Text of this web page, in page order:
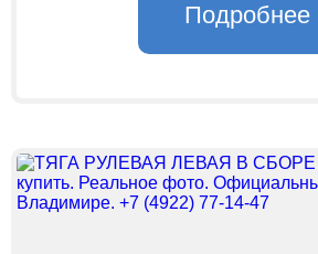
Подробнее